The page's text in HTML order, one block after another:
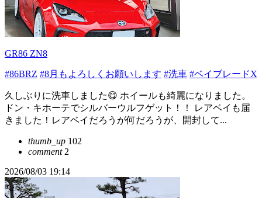
GR86 ZN8
#86BRZ #8月もよろしくお願いします #洗車 #ベイブレードX
久しぶりに洗車しました😋 ホイールも綺麗になりました。
ドン・キホーテでシルバーウルフゲット！！ レアベイも届
きました！レアベイだろうが何だろうが、開封して...
thumb_up 102
comment2
2026/08/03 19:14